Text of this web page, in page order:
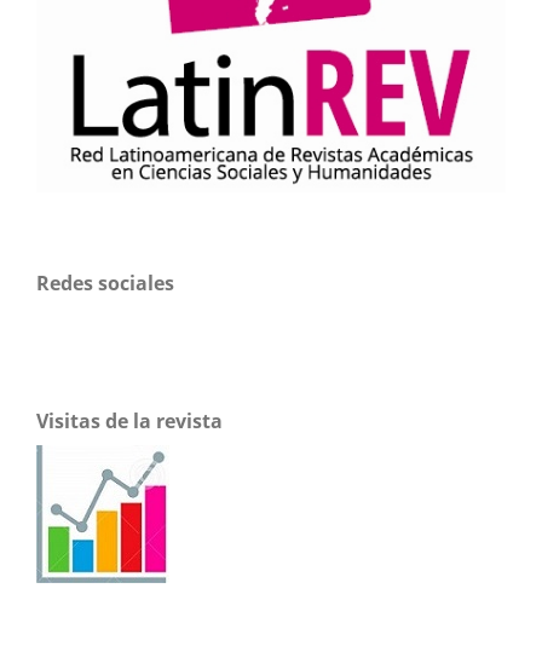
Redes sociales
Visitas de la revista